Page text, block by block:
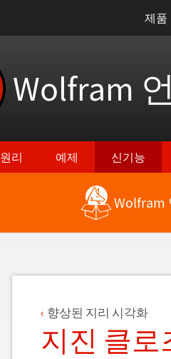
제품
Wolfram
원리 예제 신기능
Wolfram
향상된 지리 시각화
지진 클로